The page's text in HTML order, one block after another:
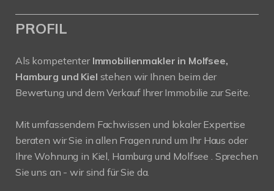
PROFIL
Als kompetenter Immobilienmakler in Molfsee,
Hamburg und Kiel stehen wir Ihnen beim der
Bewertung und dem Verkauf Ihrer Immobilie zur Seite.
Mit umfassendem Fachwissen und lokaler Expertise
beraten wir Sie in allen Fragen rund um Ihr Haus oder
Ihre Wohnung in Kiel, Hamburg und Molfsee . Sprechen
Sie uns an - wir sind für Sie da.